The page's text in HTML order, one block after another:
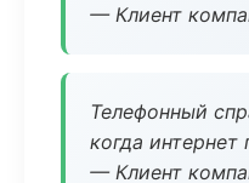
— Клиент
Телефонный
когда интернет
— Клиент